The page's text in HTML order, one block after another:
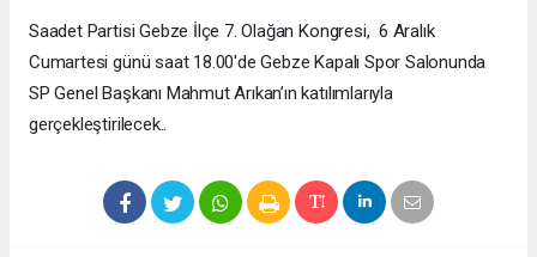
Saadet Partisi Gebze İlçe 7. Olağan Kongresi, 6 Aralık
Cumartesi günü saat 18.00'de Gebze Kapalı Spor Salonunda
SP Genel Başkanı Mahmut Arıkan’ın katılımlarıyla
gerçekleştirilecek..